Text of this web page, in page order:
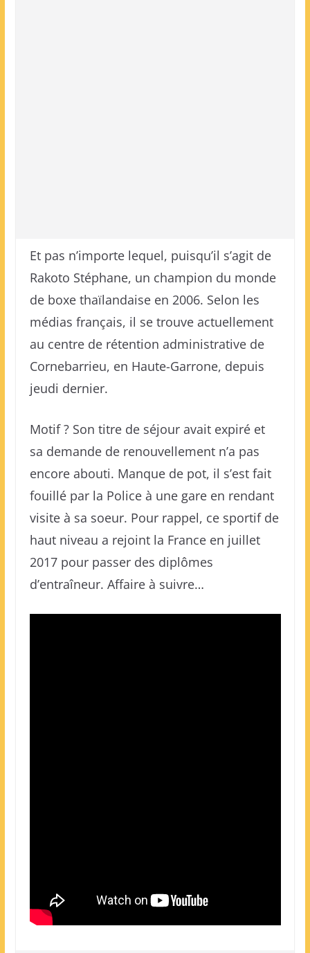
Et pas n’importe lequel, puisqu’il s’agit de
Rakoto Stéphane, un champion du monde
de boxe thaïlandaise en 2006. Selon les
médias français, il se trouve actuellement
au centre de rétention administrative de
Cornebarrieu, en Haute-Garrone, depuis
jeudi dernier.
Motif ? Son titre de séjour avait expiré et
sa demande de renouvellement n’a pas
encore abouti. Manque de pot, il s’est fait
fouillé par la Police à une gare en rendant
visite à sa soeur. Pour rappel, ce sportif de
haut niveau a rejoint la France en juillet
2017 pour passer des diplômes
d’entraîneur. Affaire à suivre…